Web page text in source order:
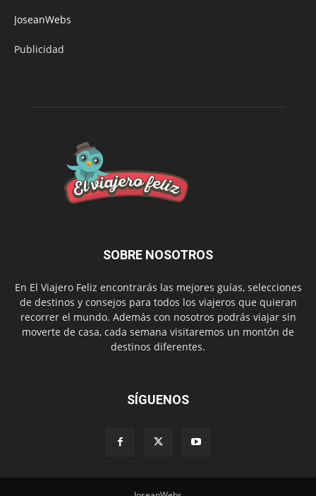
JoseanWebs
Publicidad
SOBRE NOSOTROS
En El Viajero Feliz encontrarás las mejores guías, selecciones
de destinos y consejos para todos los viajeros que quieran
recorrer el mundo. Además con nosotros podrás viajar sin
moverte de casa, cada semana visitaremos un montón de
destinos diferentes.
SÍGUENOS